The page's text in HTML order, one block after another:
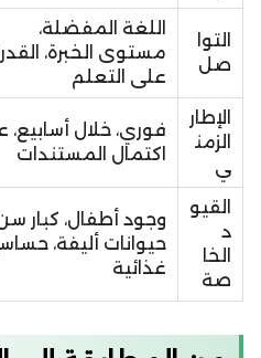
التوا
صل
اللغة المفضلة،
مستوى الخبرة،
على التعلم
الإطار
الزمن
ي
فوري، خلال أسابيع،
اكتمال المستندات
القيو
د
الخا
صة
وجود أطفال، كبار
حيوانات أليفة،
غذائية